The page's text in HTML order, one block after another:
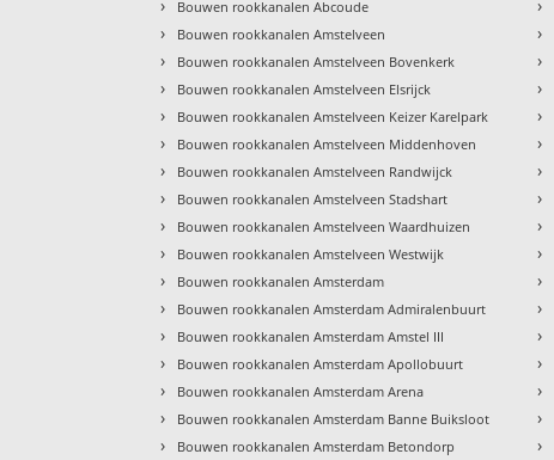
› Bouwen rookkanalen Abcoude
› Bouwen rookkanalen Amstelveen
› Bouwen rookkanalen Amstelveen Bovenkerk
› Bouwen rookkanalen Amstelveen Elsrijck
› Bouwen rookkanalen Amstelveen Keizer Karelpark
› Bouwen rookkanalen Amstelveen Middenhoven
› Bouwen rookkanalen Amstelveen Randwijck
› Bouwen rookkanalen Amstelveen Stadshart
› Bouwen rookkanalen Amstelveen Waardhuizen
› Bouwen rookkanalen Amstelveen Westwijk
› Bouwen rookkanalen Amsterdam
› Bouwen rookkanalen Amsterdam Admiralenbuurt
› Bouwen rookkanalen Amsterdam Amstel III
› Bouwen rookkanalen Amsterdam Apollobuurt
› Bouwen rookkanalen Amsterdam Arena
› Bouwen rookkanalen Amsterdam Banne Buiksloot
› Bouwen rookkanalen Amsterdam Betondorp
›
›
›
›
›
›
›
›
›
›
›
›
›
›
›
›
›